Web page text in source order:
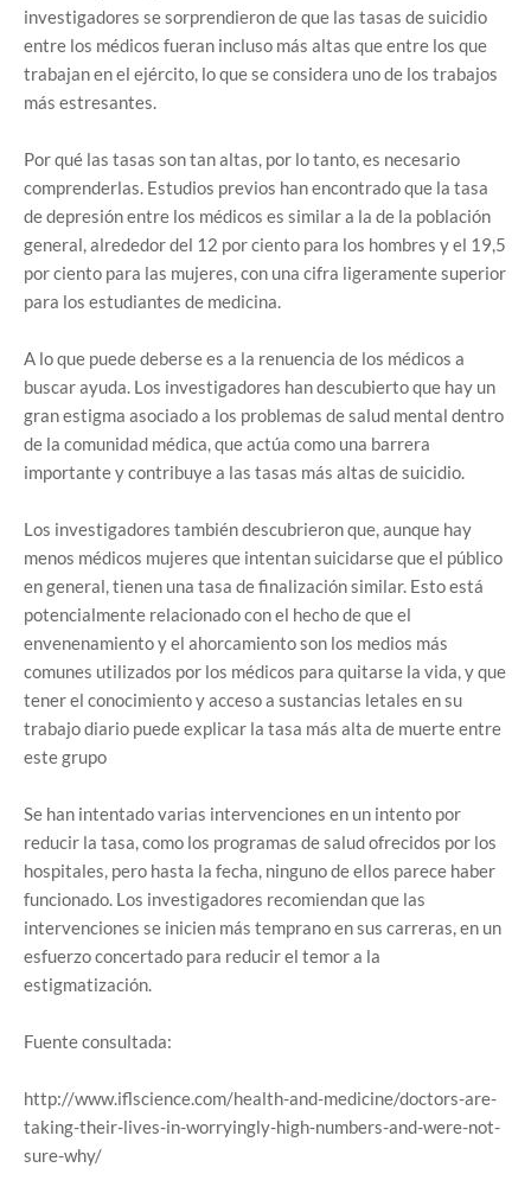
investigadores se sorprendieron de que las tasas de suicidio
entre los médicos fueran incluso más altas que entre los que
trabajan en el ejército, lo que se considera uno de los trabajos
más estresantes.
Por qué las tasas son tan altas, por lo tanto, es necesario
comprenderlas. Estudios previos han encontrado que la tasa
de depresión entre los médicos es similar a la de la población
general, alrededor del 12 por ciento para los hombres y el 19,5
por ciento para las mujeres, con una cifra ligeramente superior
para los estudiantes de medicina.
A lo que puede deberse es a la renuencia de los médicos a
buscar ayuda. Los investigadores han descubierto que hay un
gran estigma asociado a los problemas de salud mental dentro
de la comunidad médica, que actúa como una barrera
importante y contribuye a las tasas más altas de suicidio.
Los investigadores también descubrieron que, aunque hay
menos médicos mujeres que intentan suicidarse que el público
en general, tienen una tasa de finalización similar. Esto está
potencialmente relacionado con el hecho de que el
envenenamiento y el ahorcamiento son los medios más
comunes utilizados por los médicos para quitarse la vida, y que
tener el conocimiento y acceso a sustancias letales en su
trabajo diario puede explicar la tasa más alta de muerte entre
este grupo
Se han intentado varias intervenciones en un intento por
reducir la tasa, como los programas de salud ofrecidos por los
hospitales, pero hasta la fecha, ninguno de ellos parece haber
funcionado. Los investigadores recomiendan que las
intervenciones se inicien más temprano en sus carreras, en un
esfuerzo concertado para reducir el temor a la
estigmatización.
Fuente consultada:
http://www.iflscience.com/health-and-medicine/doctors-are-
taking-their-lives-in-worryingly-high-numbers-and-were-not-
sure-why/